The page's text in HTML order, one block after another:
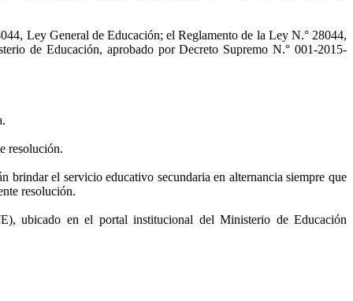
Ley General de Educación; el Reglamento de la Ley N.° 28044,
de Educación, aprobado por Decreto Supremo N.° 001-2015-
resolución.
brindar el servicio educativo secundaria en alternancia siempre que
resolución.
ubicado en el portal institucional del Ministerio de Educación